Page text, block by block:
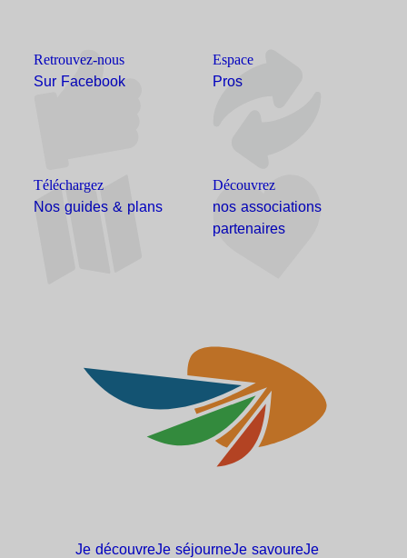
Retrouvez-nous
Sur Facebook
Espace
Pros
Téléchargez
Nos guides & plans
Découvrez
nos associations
partenaires
Je découvreJe séjourneJe savoureJe